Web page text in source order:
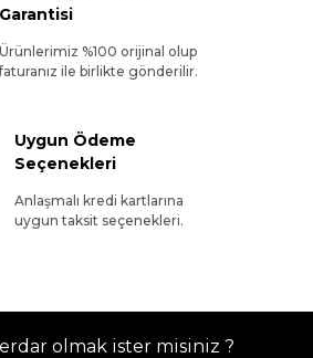
Garantisi
Ürünlerimiz %100 orijinal olup
faturanız ile birlikte gönderilir.
Uygun Ödeme
Seçenekleri
Anlaşmalı kredi kartlarına
uygun taksit seçenekleri.
olmak ister misiniz ?